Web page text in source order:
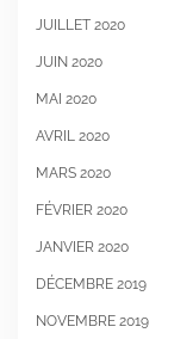
JUILLET 2020
JUIN 2020
MAI 2020
AVRIL 2020
MARS 2020
FÉVRIER 2020
JANVIER 2020
DÉCEMBRE 2019
NOVEMBRE 2019